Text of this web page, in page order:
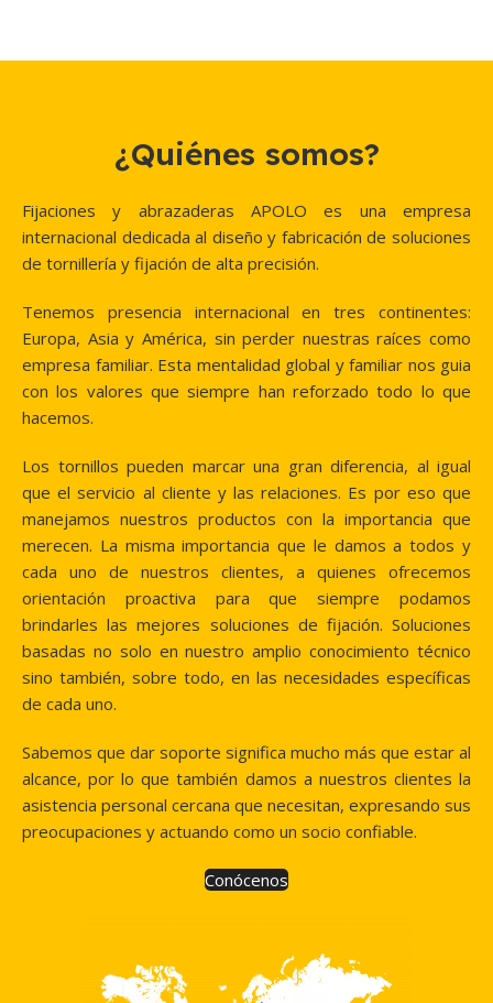
¿Quiénes somos?
Fijaciones y abrazaderas APOLO es una empresa
internacional dedicada al diseño y fabricación de soluciones
de tornillería y fijación de alta precisión.
Tenemos presencia internacional en tres continentes:
Europa, Asia y América, sin perder nuestras raíces como
empresa familiar. Esta mentalidad global y familiar nos guia
con los valores que siempre han reforzado todo lo que
hacemos.
Los tornillos pueden marcar una gran diferencia, al igual
que el servicio al cliente y las relaciones. Es por eso que
manejamos nuestros productos con la importancia que
merecen. La misma importancia que le damos a todos y
cada uno de nuestros clientes, a quienes ofrecemos
orientación proactiva para que siempre podamos
brindarles las mejores soluciones de fijación. Soluciones
basadas no solo en nuestro amplio conocimiento técnico
sino también, sobre todo, en las necesidades específicas
de cada uno.
Sabemos que dar soporte significa mucho más que estar al
alcance, por lo que también damos a nuestros clientes la
asistencia personal cercana que necesitan, expresando sus
preocupaciones y actuando como un socio confiable.
Conócenos